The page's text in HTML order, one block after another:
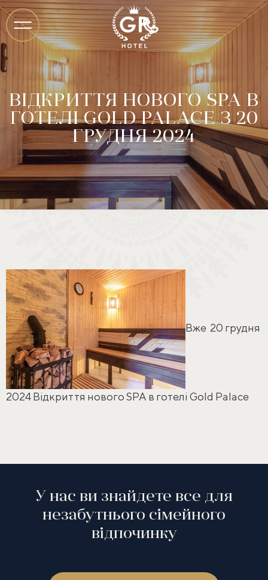
ВІДКРИТТЯ НОВОГО SPA В
ГОТЕЛІ GOLD PALACE З 20
ГРУДНЯ 2024
Вже 20 грудня
2024 Відкриття нового SPA в готелі Gold Palace
У нас ви знайдете все для
незабутнього сімейного
відпочинку